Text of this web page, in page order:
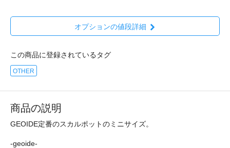
オプションの値段詳細
この商品に登録されているタグ
OTHER
商品の説明
GEOIDE定番のスカルポットのミニサイズ。
-geoide-